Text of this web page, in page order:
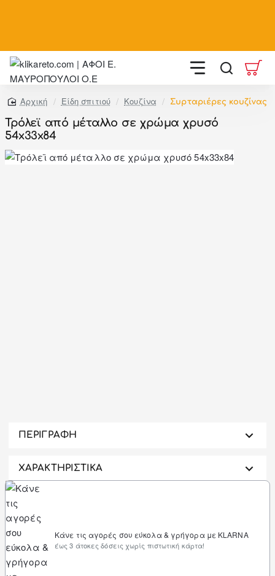
home
Είδη σπιτιού Κουζίνα Συρταριέρες κουζίνας
Τρόλεϊ από μέταλλο σε χρώμα χρυσό
54x33x84
ΠΕΡΙΓΡΑΦΗ
ΧΑΡΑΚΤΗΡΙΣΤΙΚΑ
Κάνε τις αγορές σου εύκολα & γρήγορα με KLARNA
έως 3 άτοκες δόσεις χωρίς πιστωτική κάρτα!